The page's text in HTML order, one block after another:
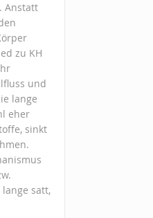
Anstatt
zu KH
und
lange
eher
sinkt
satt,